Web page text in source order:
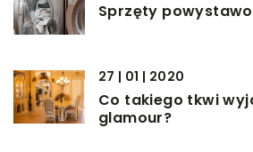
Sprzęty
27 | 01 | 2020
Co takiego tkwi
glamour?